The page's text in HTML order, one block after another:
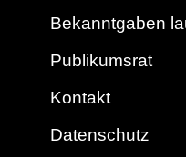
Bekanntgaben
Publikumsrat
Kontakt
Datenschutz